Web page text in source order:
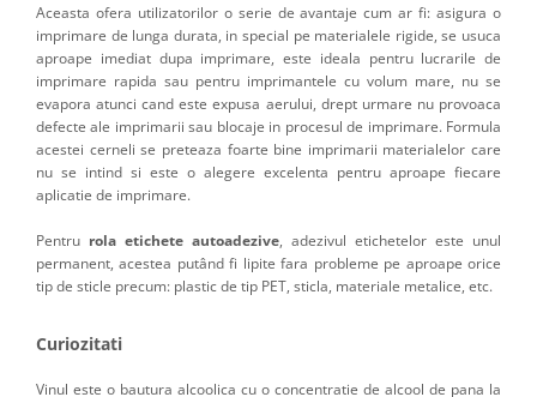
Aceasta ofera utilizatorilor o serie de avantaje cum ar fi: asigura o
imprimare de lunga durata, in special pe materialele rigide, se usuca
aproape imediat dupa imprimare, este ideala pentru lucrarile de
imprimare rapida sau pentru imprimantele cu volum mare, nu se
evapora atunci cand este expusa aerului, drept urmare nu provoaca
defecte ale imprimarii sau blocaje in procesul de imprimare. Formula
acestei cerneli se preteaza foarte bine imprimarii materialelor care
nu se intind si este o alegere excelenta pentru aproape fiecare
aplicatie de imprimare.
Pentru rola etichete autoadezive, adezivul etichetelor este unul
permanent, acestea putând fi lipite fara probleme pe aproape orice
tip de sticle precum: plastic de tip PET, sticla, materiale metalice, etc.
Curiozitati
Vinul este o bautura alcoolica cu o concentratie de alcool de pana la